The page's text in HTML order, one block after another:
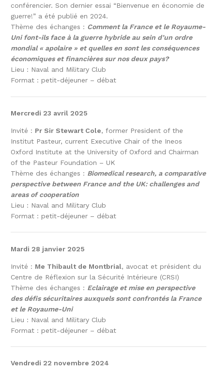
conférencier. Son dernier essai “Bienvenue en économie de
guerre!” a été publié en 2024.
Thème des échanges : Comment la France et le Royaume-
Uni font-ils face à la guerre hybride au sein d’un ordre
mondial « apolaire » et quelles en sont les conséquences
économiques et financières sur nos deux pays?
Lieu : Naval and Military Club
Format : petit-déjeuner – débat
Mercredi 23 avril 2025
Invité : Pr Sir Stewart Cole, former President of the
Institut Pasteur, current Executive Chair of the Ineos
Oxford Institute at the University of Oxford and Chairman
of the Pasteur Foundation – UK
Thème des échanges : Biomedical research, a comparative
perspective between France and the UK: challenges and
areas of cooperation
Lieu : Naval and Military Club
Format : petit-déjeuner – débat
Mardi 28 janvier 2025
Invité : Me Thibault de Montbrial, avocat et président du
Centre de Réflexion sur la Sécurité Intérieure (CRSI)
Thème des échanges : Eclairage et mise en perspective
des défis sécuritaires auxquels sont confrontés la France
et le Royaume-Uni
Lieu : Naval and Military Club
Format : petit-déjeuner – débat
Vendredi 22 novembre 2024